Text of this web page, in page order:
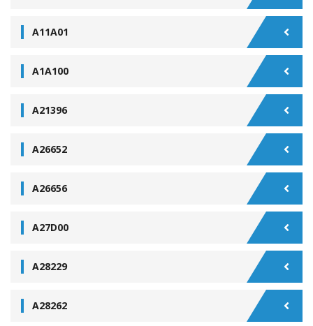
A11A01
A1A100
A21396
A26652
A26656
A27D00
A28229
A28262